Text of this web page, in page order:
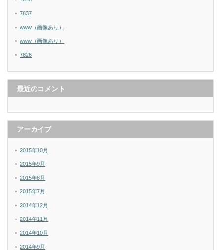
7837
www（画像あり）
www（画像あり）
7826
最近のコメント
アーカイブ
2015年10月
2015年9月
2015年8月
2015年7月
2014年12月
2014年11月
2014年10月
2014年9月